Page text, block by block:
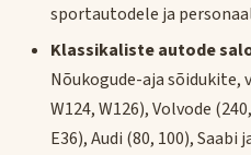
sportautodele ja
Klassikaliste autode
Nõukogude-aja sõidukite,
W124, W126), Volvode
E36), Audi (80, 100), Saabi